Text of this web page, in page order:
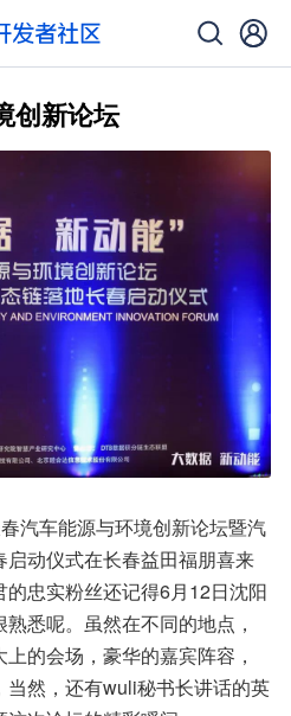
创新论坛
汽车能源与环境创新论坛暨汽
动仪式在长春益田福朋喜来
忠实粉丝还记得6月12日沈阳
悉呢。虽然在不同的地点，
的会场，豪华的嘉宾阵容，
然，还有wuli秘书长讲话的英